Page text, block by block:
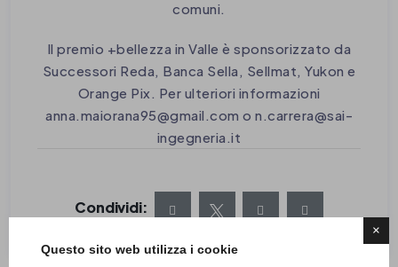
×
Questo sito web utilizza i cookie
comuni.
Il premio +bellezza in Valle è sponsorizzato da
Successori Reda, Banca Sella, Sellmat, Yukon e
Orange Pix. Per ulteriori informazioni
anna.maiorana95@gmail.com o n.carrera@sai-
ingegneria.it
Condividi: